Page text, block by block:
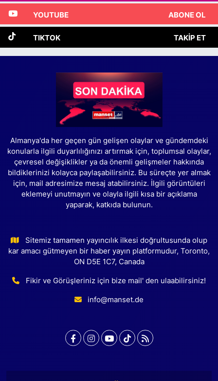
YOUTUBE ABONE OL
TIKTOK TAKIP ET
Almanya'da her geçen gün gelişen olaylar ve gündemdeki
konularla ilgili duyarlılığınızı artırmak için, toplumsal olaylar,
çevresel değişiklikler ya da önemli gelişmeler hakkında
bildiklerinizi kolayca paylaşabilirsiniz. Bu süreçte yer almak
için, mail adresimize mesaj atabilirsiniz. İlgili görüntüleri
eklemeyi unutmayın ve olayla ilgili kısa bir açıklama
yaparak, katkıda bulunun.
Sitemiz tamamen yayıncılık ilkesi doğrultusunda olup
kar amacı gütmeyen bir haber yayın platformudur, Toronto,
ON D5E 1C7, Canada
Fikir ve Görüşleriniz için bize mail' den ulaabilirsiniz!
info@manset.de